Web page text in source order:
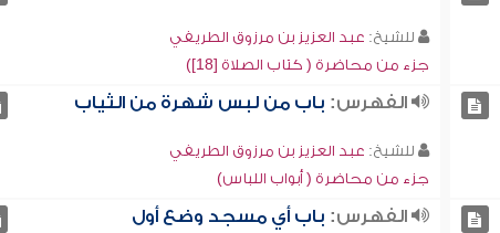
للشيخ: عبد العزيز بن مرزوق الطريفي
جزء من محاضرة ( كتاب الصلاة [18])
الفهرس: باب من لبس شهرة من الثياب
للشيخ: عبد العزيز بن مرزوق الطريفي
جزء من محاضرة ( أبواب اللباس)
الفهرس: باب أي مسجد وضع أول